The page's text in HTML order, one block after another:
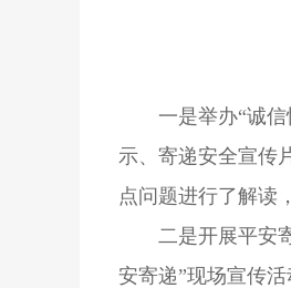
一是举办“诚
示、寄递安全宣传
点问题进行了解读
二是开展平安
安寄递”现场宣传